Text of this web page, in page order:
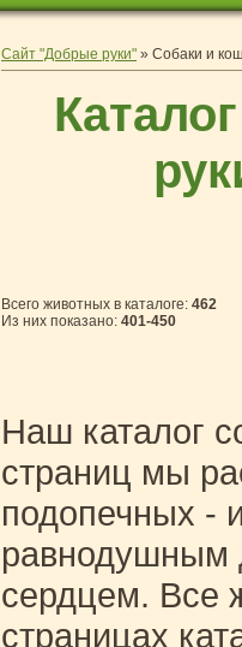
Сайт "Добрые руки" » Собаки и
Всего животных в каталоге: 462
Из них показано: 401-450
Наш каталог
страниц мы
подопечных -
равнодушным
сердцем. Все
страницах